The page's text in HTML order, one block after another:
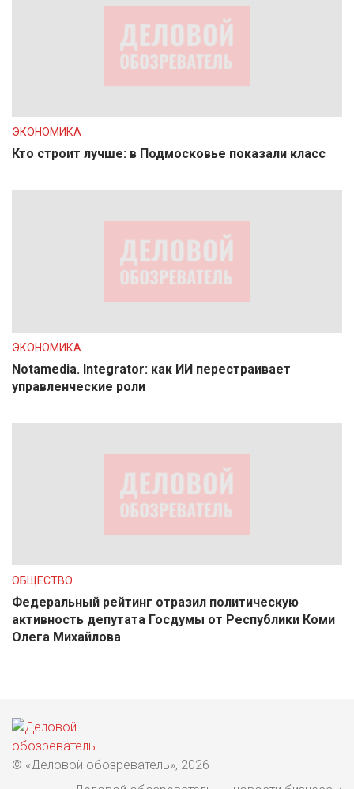
ЭКОНОМИКА
Кто строит лучше: в Подмосковье показали класс
ЭКОНОМИКА
Notamedia. Integrator: как ИИ перестраивает
управленческие роли
ОБЩЕСТВО
Федеральный рейтинг отразил политическую
активность депутата Госдумы от Республики Коми
Олега Михайлова
© «Деловой обозреватель», 2026